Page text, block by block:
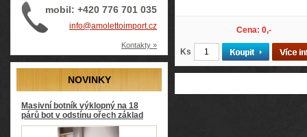
mobil: +420 776 701 035
info@amolettoimport.cz
Kontakty »
NOVINKY
Masivní botník výklopný na 18
párů bot v odstínu ořech základ
Cena: 0,-
Ks